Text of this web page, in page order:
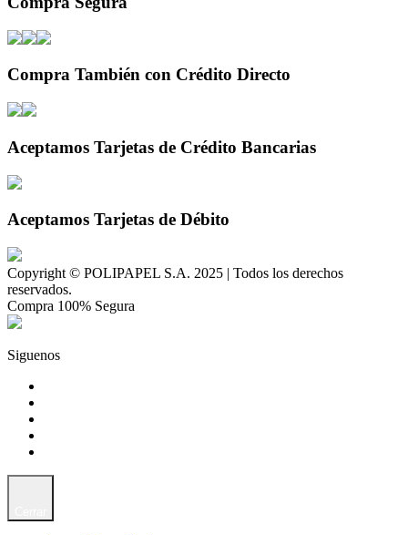
Compra También con Crédito Directo
Aceptamos Tarjetas de Crédito Bancarias
Aceptamos Tarjetas de Débito
Copyright © POLIPAPEL S.A. 2025 | Todos los derechos
reservados.
Compra 100% Segura
Siguenos